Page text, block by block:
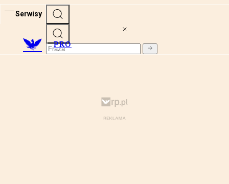
Serwisy
PRO